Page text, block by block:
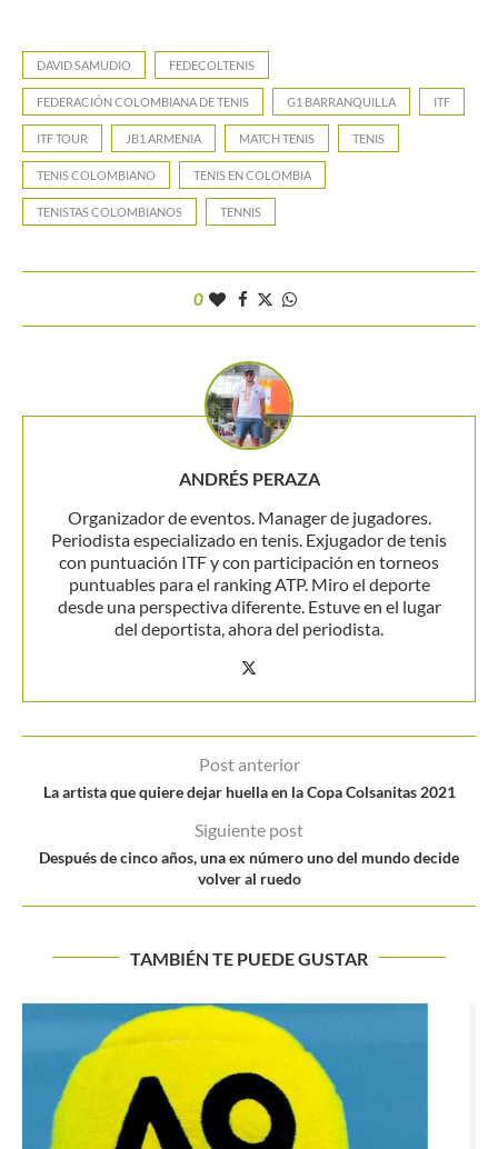
DAVID SAMUDIO FEDECOLTENIS
FEDERACIÓN COLOMBIANA DE TENIS G1 BARRANQUILLA ITF
ITF TOUR JB1 ARMENIA MATCH TENIS TENIS
TENIS COLOMBIANO TENIS EN COLOMBIA
TENISTAS COLOMBIANOS TENNIS
0
ANDRÉS PERAZA
Organizador de eventos. Manager de jugadores.
Periodista especializado en tenis. Exjugador de tenis
con puntuación ITF y con participación en torneos
puntuables para el ranking ATP. Miro el deporte
desde una perspectiva diferente. Estuve en el lugar
del deportista, ahora del periodista.
Post anterior
La artista que quiere dejar huella en la Copa Colsanitas 2021
Siguiente post
Después de cinco años, una ex número uno del mundo decide
volver al ruedo
TAMBIÉN TE PUEDE GUSTAR